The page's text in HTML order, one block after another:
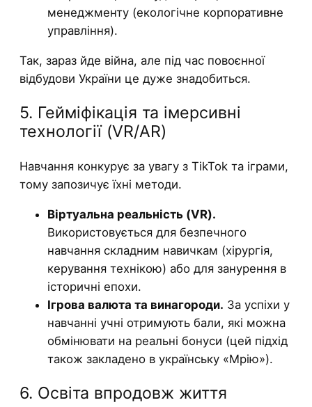
менеджменту (екологічне корпоративне
управління).
Так, зараз йде війна, але під час повоєнної
відбудови України це дуже знадобиться.
5. Гейміфікація та імерсивні
технології (VR/AR)
Навчання конкурує за увагу з TikTok та іграми,
тому запозичує їхні методи.
Віртуальна реальність (VR).
Використовується для безпечного
навчання складним навичкам (хірургія,
керування технікою) або для занурення в
історичні епохи.
Ігрова валюта та винагороди. За успіхи у
навчанні учні отримують бали, які можна
обмінювати на реальні бонуси (цей підхід
також закладено в українську «Мрію»).
6. Освіта впродовж життя